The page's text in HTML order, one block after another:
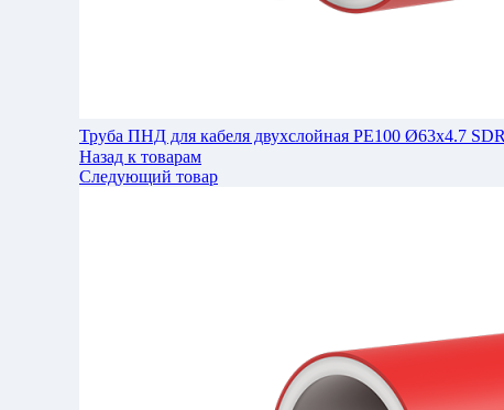
Труба ПНД для кабеля двухслойная РЕ100 Ø63x4.7
Назад к товарам
Следующий товар